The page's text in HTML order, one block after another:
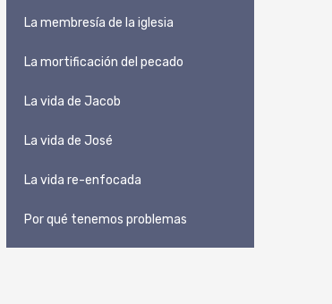
La membresía de la iglesia
La mortificación del pecado
La vida de Jacob
La vida de José
La vida re-enfocada
Por qué tenemos problemas